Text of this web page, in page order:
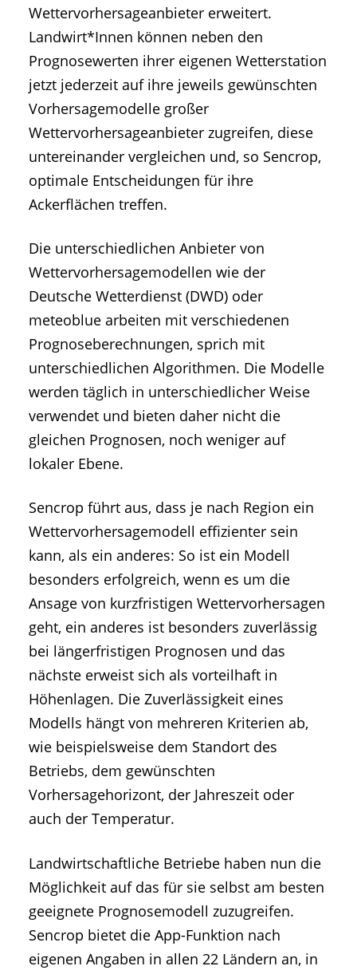
Wettervorhersageanbieter erweitert.
Landwirt*Innen können neben den
Prognosewerten ihrer eigenen Wetterstation
jetzt jederzeit auf ihre jeweils gewünschten
Vorhersagemodelle großer
Wettervorhersageanbieter zugreifen, diese
untereinander vergleichen und, so Sencrop,
optimale Entscheidungen für ihre
Ackerflächen treffen.
Die unterschiedlichen Anbieter von
Wettervorhersagemodellen wie der
Deutsche Wetterdienst (DWD) oder
meteoblue arbeiten mit verschiedenen
Prognoseberechnungen, sprich mit
unterschiedlichen Algorithmen. Die Modelle
werden täglich in unterschiedlicher Weise
verwendet und bieten daher nicht die
gleichen Prognosen, noch weniger auf
lokaler Ebene.
Sencrop führt aus, dass je nach Region ein
Wettervorhersagemodell effizienter sein
kann, als ein anderes: So ist ein Modell
besonders erfolgreich, wenn es um die
Ansage von kurzfristigen Wettervorhersagen
geht, ein anderes ist besonders zuverlässig
bei längerfristigen Prognosen und das
nächste erweist sich als vorteilhaft in
Höhenlagen. Die Zuverlässigkeit eines
Modells hängt von mehreren Kriterien ab,
wie beispielsweise dem Standort des
Betriebs, dem gewünschten
Vorhersagehorizont, der Jahreszeit oder
auch der Temperatur.
Landwirtschaftliche Betriebe haben nun die
Möglichkeit auf das für sie selbst am besten
geeignete Prognosemodell zuzugreifen.
Sencrop bietet die App-Funktion nach
eigenen Angaben in allen 22 Ländern an, in